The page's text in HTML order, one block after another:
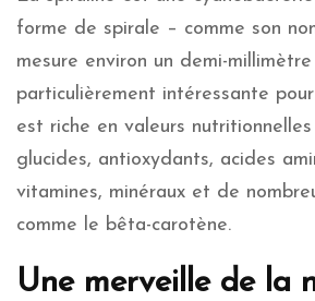
forme de spirale – comme son
mesure environ un demi-
particulièrement intéressante pour
est riche en valeurs
glucides, antioxydants, acides
vitamines, minéraux et de
comme le bêta-carotène.
Une merveille de la